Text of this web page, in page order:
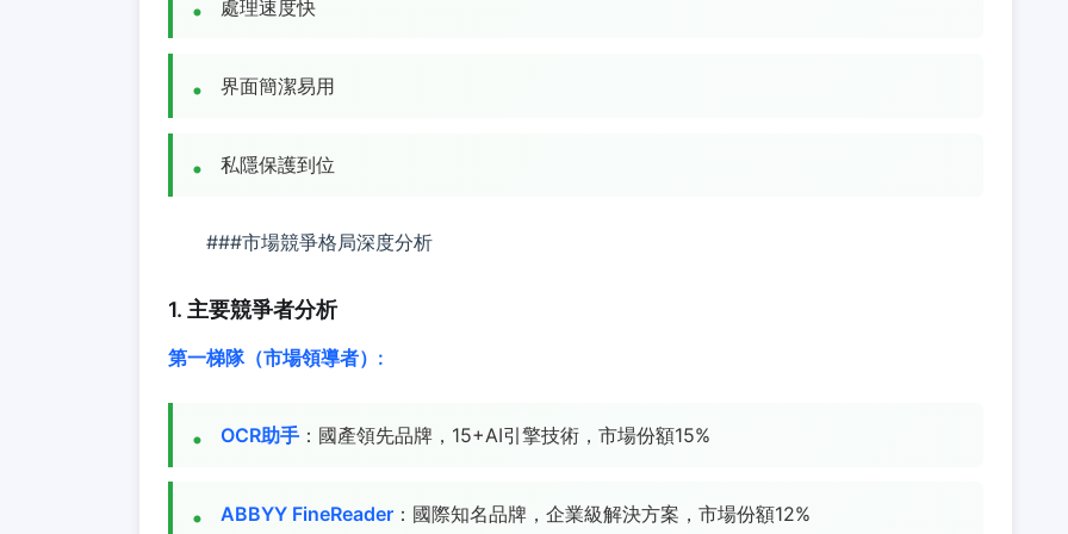
處理速度快
界面簡潔易用
私隱保護到位
###市場競爭格局深度分析
1. 主要競爭者分析
第一梯隊（市場領導者）:
OCR助手 ：國產領先品牌，15+AI引擎技術，市場份額15%
ABBYY FineReader ：國際知名品牌，企業級解決方案，市場份額12%